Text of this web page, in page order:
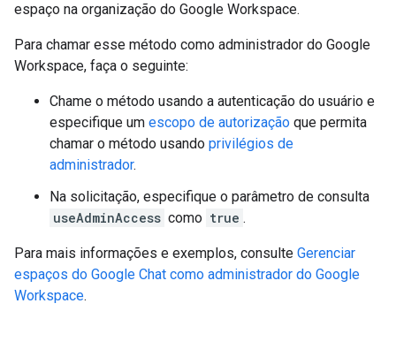
espaço na organização do Google Workspace.
Para chamar esse método como administrador do Google
Workspace, faça o seguinte:
Chame o método usando a autenticação do usuário e
especifique um escopo de autorização que permita
chamar o método usando privilégios de
administrador.
Na solicitação, especifique o parâmetro de consulta
useAdminAccess como true .
Para mais informações e exemplos, consulte Gerenciar
espaços do Google Chat como administrador do Google
Workspace.